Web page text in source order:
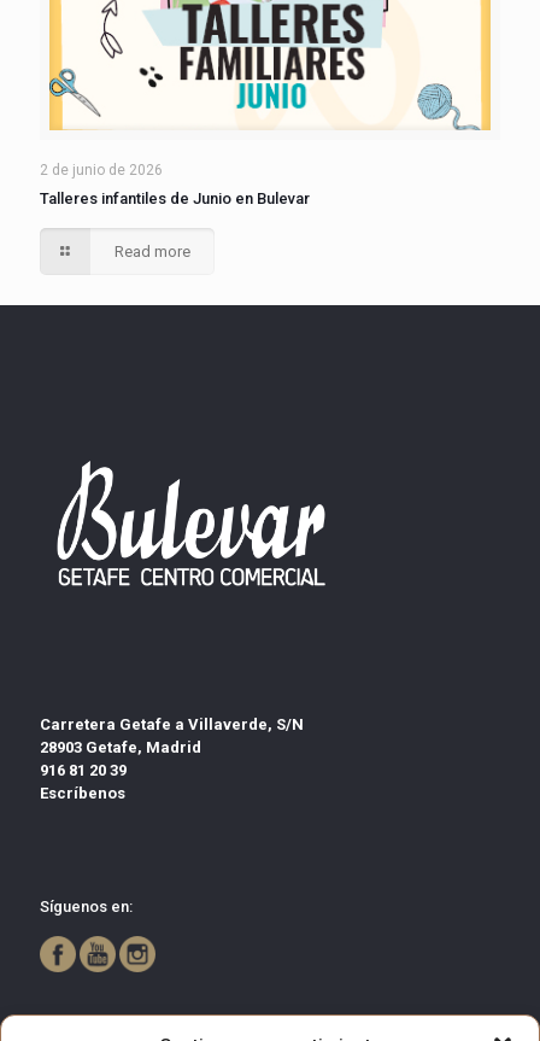
2 de junio de 2026
Talleres infantiles de Junio en Bulevar
Read more
Carretera Getafe a Villaverde, S/N
28903 Getafe, Madrid
916 81 20 39
Escríbenos
Síguenos en: